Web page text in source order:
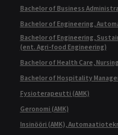
Bachelor of Business
Bachelor of Engineering,
Bachelor of Engineering,
(ent. Agri-food Engineering)
Bachelor of Health Care, Nursing
Bachelor of Hospitality
Fysioterapeutti (AMK)
Geronomi (AMK)
Insinööri (AMK),